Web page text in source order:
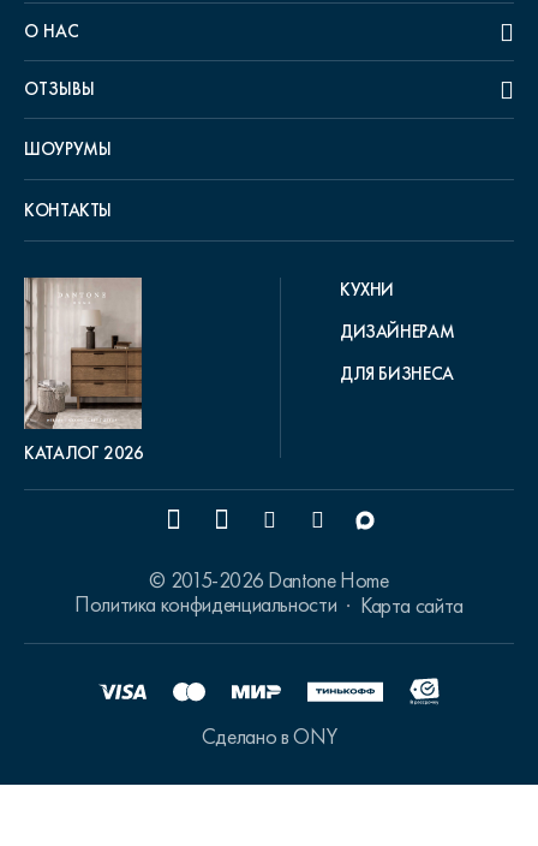
О НАС
ОТЗЫВЫ
ШОУРУМЫ
КОНТАКТЫ
КАТАЛОГ 2026
КУХНИ
ДИЗАЙНЕРАМ
ДЛЯ БИЗНЕСА
© 2015-2026 Dantone Home
Политика конфиденциальности
Карта сайта
Сделано в ONY